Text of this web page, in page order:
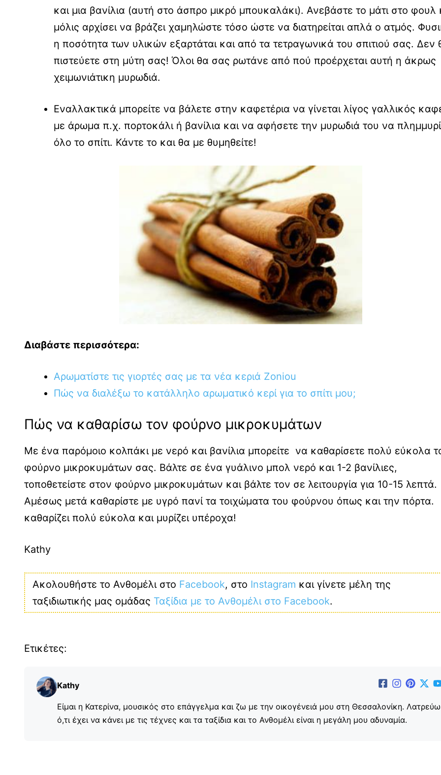
και μια βανίλια (αυτή στο άσπρο μικρό μπουκαλάκι). Ανεβάστε το μάτι στο φουλ
μόλις αρχίσει να βράζει χαμηλώστε τόσο ώστε να διατηρείται απλά ο ατμός.
η ποσότητα των υλικών εξαρτάται και από τα τετραγωνικά του σπιτιού σας. Δεν
πιστεύετε στη μύτη σας! Όλοι θα σας ρωτάνε από πού προέρχεται αυτή η άκρως
χειμωνιάτικη μυρωδιά.
Εναλλακτικά μπορείτε να βάλετε στην καφετέρια να γίνεται λίγος γαλλικός
με άρωμα π.χ. πορτοκάλι ή βανίλια και να αφήσετε την μυρωδιά του να
όλο το σπίτι. Κάντε το και θα με θυμηθείτε!
Διαβάστε περισσότερα:
Αρωματίστε τις γιορτές σας με τα νέα κεριά Zoniou
Πώς να διαλέξω το κατάλληλο αρωματικό κερί για το σπίτι μου;
Πώς να καθαρίσω τον φούρνο μικροκυμάτων
Με ένα παρόμοιο κολπάκι με νερό και βανίλια μπορείτε να καθαρίσετε πολύ εύκολα
φούρνο μικροκυμάτων σας. Βάλτε σε ένα γυάλινο μπολ νερό και 1-2 βανίλιες,
τοποθετείστε στον φούρνο μικροκυμάτων και βάλτε τον σε λειτουργία για 10-15 λεπτά.
Αμέσως μετά καθαρίστε με υγρό πανί τα τοιχώματα του φούρνου όπως και την πόρτα.
καθαρίζει πολύ εύκολα και μυρίζει υπέροχα!
Kathy
Ακολουθήστε το Ανθομέλι στο Facebook, στο Instagram και γίνετε μέλη της
ταξιδιωτικής μας ομάδας Ταξίδια με το Ανθομέλι στο Facebook.
Ετικέτες:
Kathy
Είμαι η Κατερίνα, μουσικός στο επάγγελμα και ζω με την οικογένειά μου στη Θεσσαλονίκη. Λατρεύω
ό,τι έχει να κάνει με τις τέχνες και τα ταξίδια και το Ανθομέλι είναι η μεγάλη μου αδυναμία.